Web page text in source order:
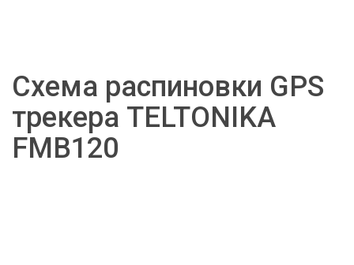
Схема распиновки GPS
трекера TELTONIKA
FMB120